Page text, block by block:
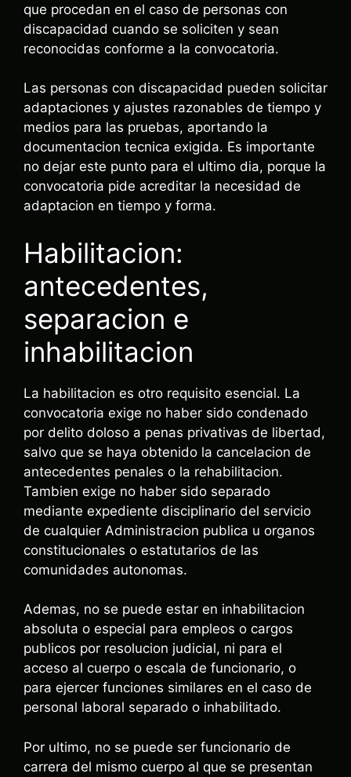
que procedan en el caso de personas con
discapacidad cuando se soliciten y sean
reconocidas conforme a la convocatoria.
Las personas con discapacidad pueden solicitar
adaptaciones y ajustes razonables de tiempo y
medios para las pruebas, aportando la
documentacion tecnica exigida. Es importante
no dejar este punto para el ultimo dia, porque la
convocatoria pide acreditar la necesidad de
adaptacion en tiempo y forma.
Habilitacion:
antecedentes,
separacion e
inhabilitacion
La habilitacion es otro requisito esencial. La
convocatoria exige no haber sido condenado
por delito doloso a penas privativas de libertad,
salvo que se haya obtenido la cancelacion de
antecedentes penales o la rehabilitacion.
Tambien exige no haber sido separado
mediante expediente disciplinario del servicio
de cualquier Administracion publica u organos
constitucionales o estatutarios de las
comunidades autonomas.
Ademas, no se puede estar en inhabilitacion
absoluta o especial para empleos o cargos
publicos por resolucion judicial, ni para el
acceso al cuerpo o escala de funcionario, o
para ejercer funciones similares en el caso de
personal laboral separado o inhabilitado.
Por ultimo, no se puede ser funcionario de
carrera del mismo cuerpo al que se presentan